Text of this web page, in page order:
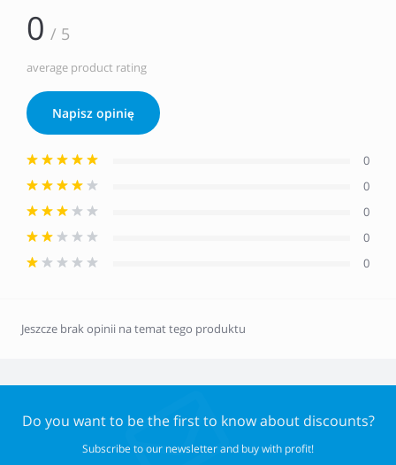
0 / 5
average product rating
Napisz opinię
0
0
0
0
0
Jeszcze brak opinii na temat tego produktu
Do you want to be the first to know about discounts?
Subscribe to our newsletter and buy with profit!